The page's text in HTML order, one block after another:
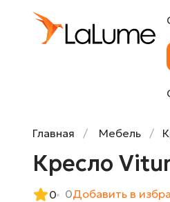
Главная Мебель
Кресло
0 0Добавить в
Кресло Vitum